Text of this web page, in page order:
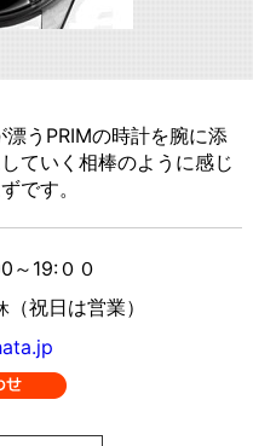
うPRIMの時計を腕に添
ていく相棒のように感じ
です。
19:００
（祝日は営業）